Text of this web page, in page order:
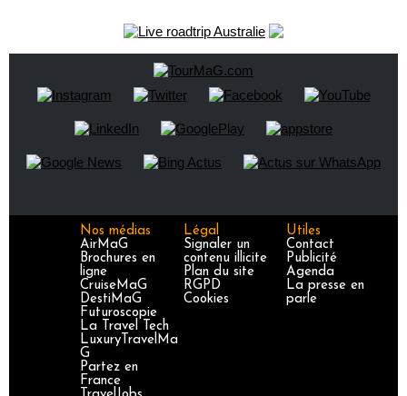
Nos médias
AirMaG
Brochures en
ligne
CruiseMaG
DestiMaG
Futuroscopie
La Travel Tech
LuxuryTravelMa
G
Partez en
France
Légal
Signaler un
contenu illicite
Plan du site
RGPD
Cookies
Utiles
Contact
Publicité
Agenda
La presse en
parle